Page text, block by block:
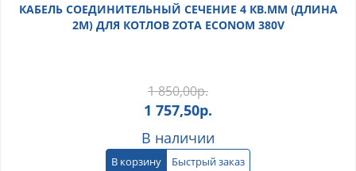
КАБЕЛЬ СОЕДИНИТЕЛЬНЫЙ СЕЧЕНИЕ 4 КВ.ММ (ДЛИНА
2М) ДЛЯ КОТЛОВ ZOTA ECONOM 380V
1 850,00р.
1 757,50р.
В наличии
В корзину Быстрый заказ